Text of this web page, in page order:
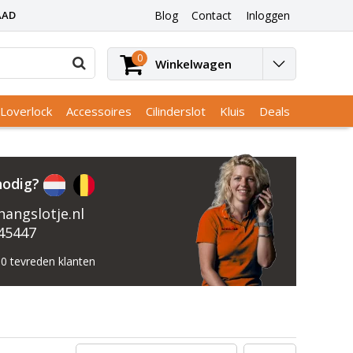
Blog Contact Inloggen
0 Winkelwagen
Loverlock Accessoires Cilinderslot Kluis Deals
tevreden klanten